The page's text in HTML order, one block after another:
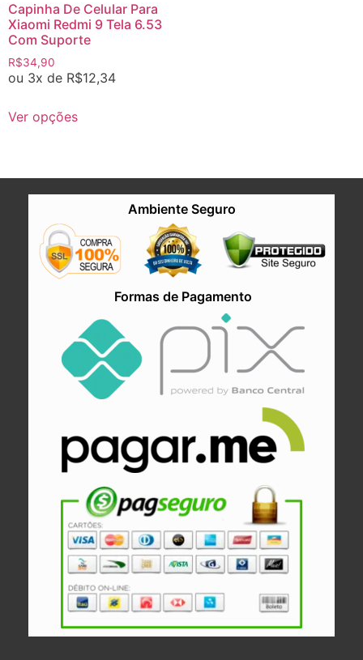
Capinha De Celular Para
Xiaomi Redmi 9 Tela 6.53
Com Suporte
R$34,90
ou 3x de R$12,34
Ver opções
Ambiente Seguro
Formas de Pagamento